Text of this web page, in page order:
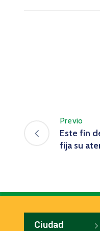
Previo
Este fin
fija su
Ciudad